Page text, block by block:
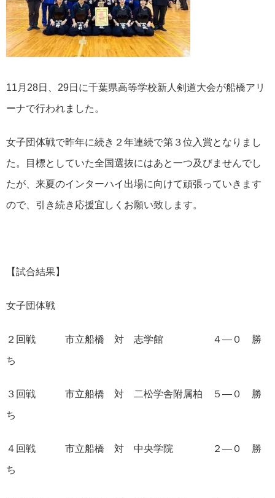
11月28日、29日に千葉県高等学校新人剣道大会が船橋アリ
ーナで行われました。
女子団体戦で昨年に続き２年連続で第３位入賞となりまし
た。目標としていた全国選抜にはあと一つ及びませんでし
たが、来夏のインターハイ出場に向けて頑張っていきます
ので、引き続き応援宜しくお願い致します。
【試合結果】
女子団体戦
２回戦 市立船橋 対 志学館 ４―０ 勝
ち
３回戦 市立船橋 対 二松学舎附属柏 ５―０ 勝
ち
４回戦 市立船橋 対 中央学院 ２―０ 勝
ち